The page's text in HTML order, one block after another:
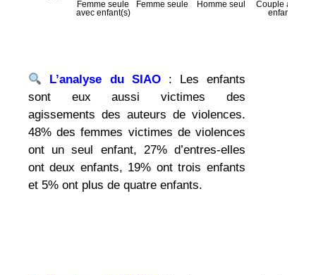
L’analyse du SIAO: Les enfants
sont eux aussi victimes des
agissements des auteurs de violences.
48% des femmes victimes de violences
ont un seul enfant, 27% d’entres-elles
ont deux enfants, 19% ont trois enfants
et 5% ont plus de quatre enfants.